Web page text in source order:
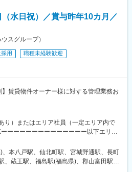
)、大村駅(長崎県)、千歳町駅(長崎県)、肥
賀駅、商業高校前駅、健軍町駅、小川駅
駅、隼人駅、帖佐駅、谷山駅(指宿枕崎
、赤嶺駅、首里駅、てだこ浦西駅、古島
央弘前駅、仙台駅、城下駅(長野県)、新
、新宿三丁目駅、井の頭公園駅、立川南
駅、宮の坂駅、はるひ野駅、布田駅、府
線)、海老名駅(相模線)、茅ケ崎駅、新高島
、第一通り駅、新静岡駅、呼続駅、新豊
山陽明石駅、岩屋駅(兵庫県)、山陽姫路
高槻市駅、茨木駅、宮之阪駅、正雀駅、
橋駅、なんば駅(地下鉄)、なかもず駅、野
、富雄駅、香芝駅、新井口駅、宇品五丁
プウェイ山麓駅、琴電屋島駅、高松築港
町駅、山陽姫路駅、田町駅(岡山県)、家庭
県)、宮田町駅、高知駅前駅、平和通駅、
里町駅、佐世保中央駅、辛島町駅、鹿児
千歳町駅(北海道)、大町西公園駅、北与野
駅、御成門駅、新宿西口駅、稲荷町駅(東
駅・エスタ前駅、坂下町駅、福井城址大
、栄町駅(愛知県)、島ノ関駅、花隈駅、柳
浦上駅、中佐世保駅、熊本城・市役所前
水日祝）／賞与昨年10カ月／
スグループ）
用
職種未経験歓迎
】賃貸物件オーナー様に対する管理業務お
り）またはエリア社員（一定エリア内で
ーーーーーーーーーーーーー以下エリア
県）を優先します。UIターン希望の方も
甲信エリア・中部エリア・中国エリアー
ーー※希望勤務地を考慮※マイカー通勤応
本八戸駅、仙北町駅、宮城野通駅、長町
、蔵王駅、福島駅(福島県)、郡山富田駅、